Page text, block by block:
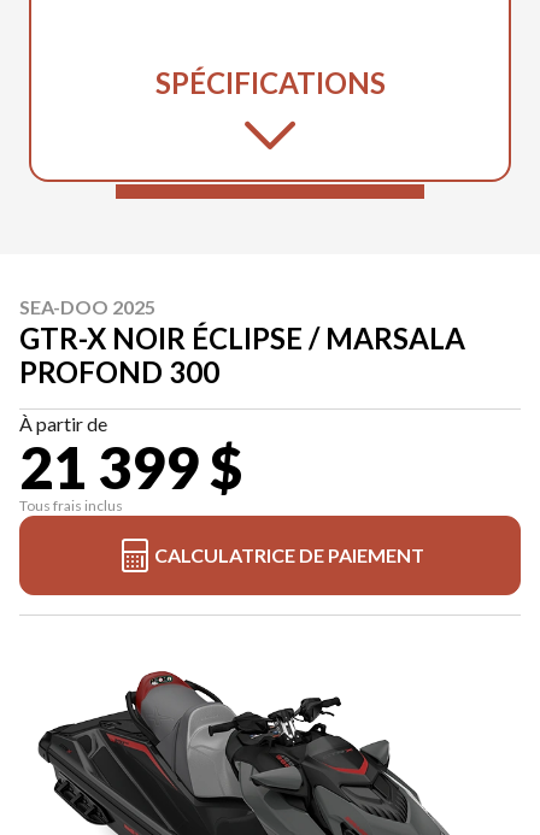
SPÉCIFICATIONS
SEA-DOO 2025
GTR-X NOIR ÉCLIPSE / MARSALA
PROFOND 300
À partir de
21 399 $
Tous frais inclus
CALCULATRICE DE PAIEMENT